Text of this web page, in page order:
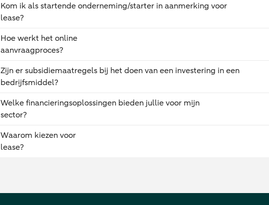
Kom ik als startende onderneming/starter in aanmerking voor
lease?
Hoe werkt het online
aanvraagproces?
Zijn er subsidiemaatregels bij het doen van een investering in een
bedrijfsmiddel?
Welke financieringsoplossingen bieden jullie voor mijn
sector?
Waarom kiezen voor
lease?